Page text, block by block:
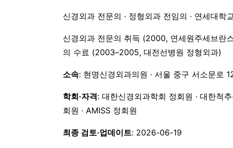
신경외과 전문의 · 정형외과 전임의 · 연세대학
신경외과 전문의 취득 (2000, 연세원주세브란
의 수료 (2003–2005, 대전선병원 정형외과)
소속: 현명신경외과의원 · 서울 중구 서소문로
학회·자격: 대한신경외과학회 정회원 · 대한척
회원 · AMISS 정회원
최종 검토·업데이트: 2026-06-19